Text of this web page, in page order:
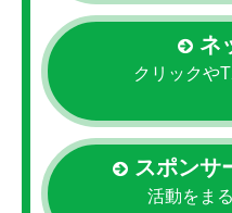
ネ
クリックや
スポンサ
活動をま